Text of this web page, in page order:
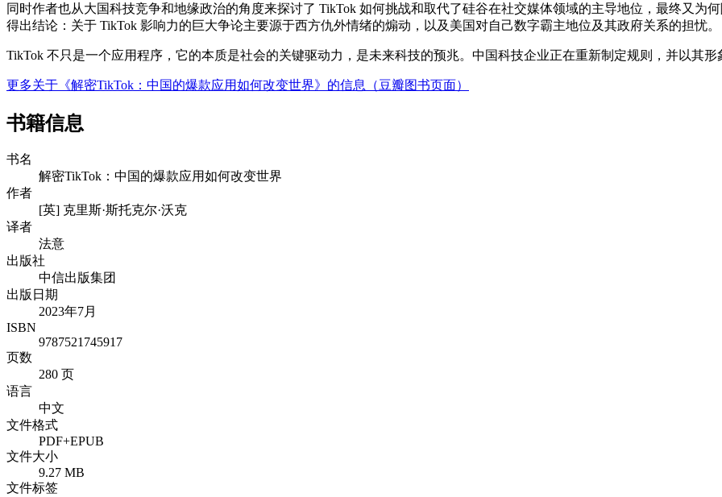
同时作者也从大国科技竞争和地缘政治的角度来探讨了 TikTok 如何挑战和取代了硅谷在社交媒体领域的主导地位，最终又为
得出结论：关于 TikTok 影响力的巨大争论主要源于西方仇外情绪的煽动，以及美国对自己数字霸主地位及其政府关系的担忧。
TikTok 不只是一个应用程序，它的本质是社会的关键驱动力，是未来科技的预兆。中国科技企业正在重新制定规则，并以其形
更多关于《解密TikTok：中国的爆款应用如何改变世界》的信息（豆瓣图书页面）
书籍信息
书名
解密TikTok：中国的爆款应用如何改变世界
作者
[英] 克里斯·斯托克尔·沃克
译者
法意
出版社
中信出版集团
出版日期
2023年7月
ISBN
9787521745917
页数
280 页
语言
中文
文件格式
PDF+EPUB
文件大小
9.27 MB
文件标签